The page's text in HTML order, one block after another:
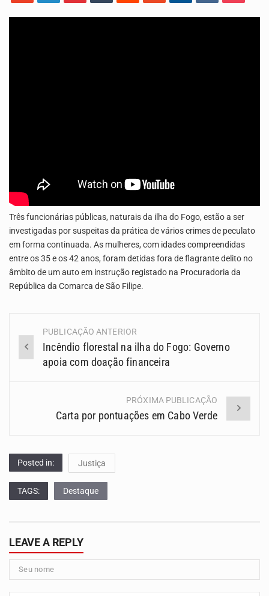
Três funcionárias públicas, naturais da ilha do Fogo, estão a ser
investigadas por suspeitas da prática de vários crimes de peculato
em forma continuada. As mulheres, com idades compreendidas
entre os 35 e os 42 anos, foram detidas fora de flagrante delito no
âmbito de um auto em instrução registado na Procuradoria da
República da Comarca de São Filipe.
Navegação
(Posts)
PUBLICAÇÃO ANTERIOR
Incêndio florestal na ilha do Fogo: Governo
apoia com doação financeira
PRÓXIMA PUBLICAÇÃO
Carta por pontuações em Cabo Verde
Posted in: Justiça
TAGS: Destaque
LEAVE A REPLY